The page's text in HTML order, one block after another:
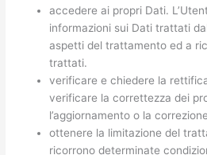
accedere ai propri Dati.
informazioni sui Dati trattati
aspetti del trattamento ed a
trattati.
verificare e chiedere la
verificare la correttezza dei
l’aggiornamento o la
ottenere la limitazione del
ricorrono determinate